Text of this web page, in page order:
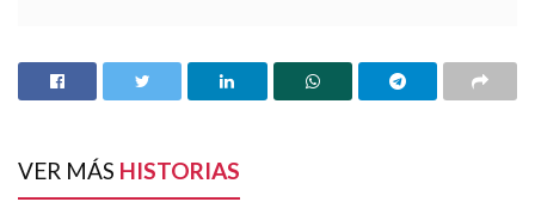
Reciben 20 años de prisión por incendio a autos
Incineran narcóticos y objetos usados en hechos
delictivos
VER MÁS HISTORIAS